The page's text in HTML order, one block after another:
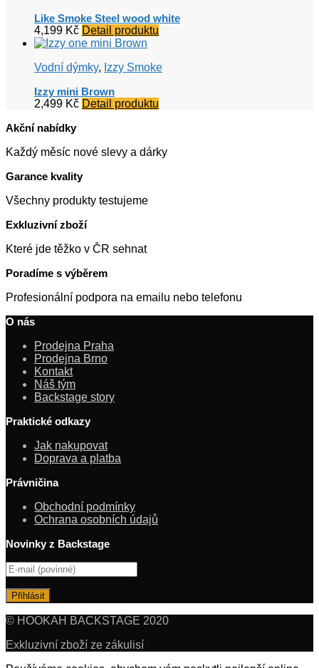
Like Smoke Steel wood white
4,199 Kč Detail produktu
Vodní dýmky, Izzy Smoke
Izzy mini Brown
2,499 Kč Detail produktu
Akční nabídky
Každý měsíc nové slevy a dárky
Garance kvality
Všechny produkty testujeme
Exkluzivní zboží
Které jde těžko v ČR sehnat
Poradíme s výběrem
Profesionální podpora na emailu nebo telefonu
O nás
Prodejna Praha
Prodejna Brno
Kontakt
Náš tým
Backstage story
Praktické odkazy
Jak nakupovat
Doprava a platba
Právničina
Obchodní podmínky
Ochrana osobních údajů
Novinky z Backstage
© HOOKAH BACKSTAGE 2020
Exkluzivní zboží ze zákulisí